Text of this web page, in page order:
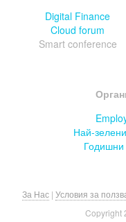
Digital Finance
Cloud forum
Smart conference
Най-
Годишни
За Нас | Условия за
Copyright